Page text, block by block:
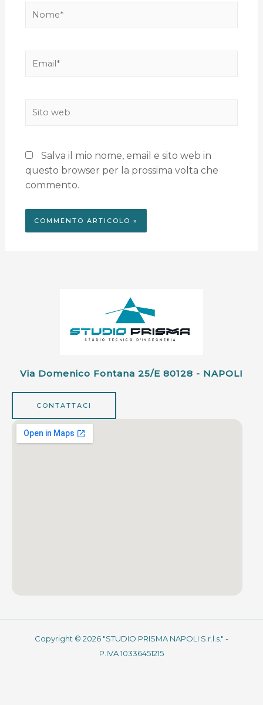
Salva il mio nome, email e sito web in
questo browser per la prossima volta che
commento.
Via Domenico Fontana 25/e 80128 - NAPOLI
CONTATTACI
Copyright © 2026 "STUDIO PRISMA NAPOLI S.r.l.s." -
P.IVA 10336451215